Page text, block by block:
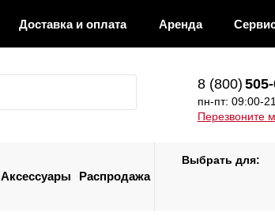
Доставка и оплата Аренда
8 (800)
пн-пт: 09:00-
Перезвоните
Аксессуары Распродажа
Выбрать для: